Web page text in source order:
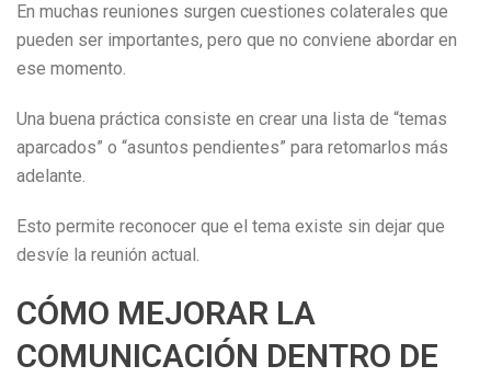
En muchas reuniones surgen cuestiones colaterales que
pueden ser importantes, pero que no conviene abordar en
ese momento.
Una buena práctica consiste en crear una lista de “temas
aparcados” o “asuntos pendientes” para retomarlos más
adelante.
Esto permite reconocer que el tema existe sin dejar que
desvíe la reunión actual.
CÓMO MEJORAR LA
COMUNICACIÓN DENTRO DE